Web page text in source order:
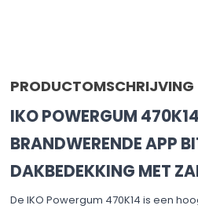
PRODUCTOMSCHRIJVING
IKO POWERGUM
BRANDWERENDE APP
DAKBEDEKKING MET
De IKO Powergum 470K14 is een